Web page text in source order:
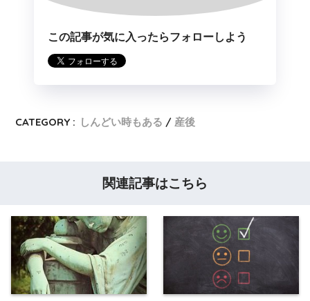
この記事が気に入ったらフォローしよう
CATEGORY : しんどい時もある 産後
関連記事はこちら